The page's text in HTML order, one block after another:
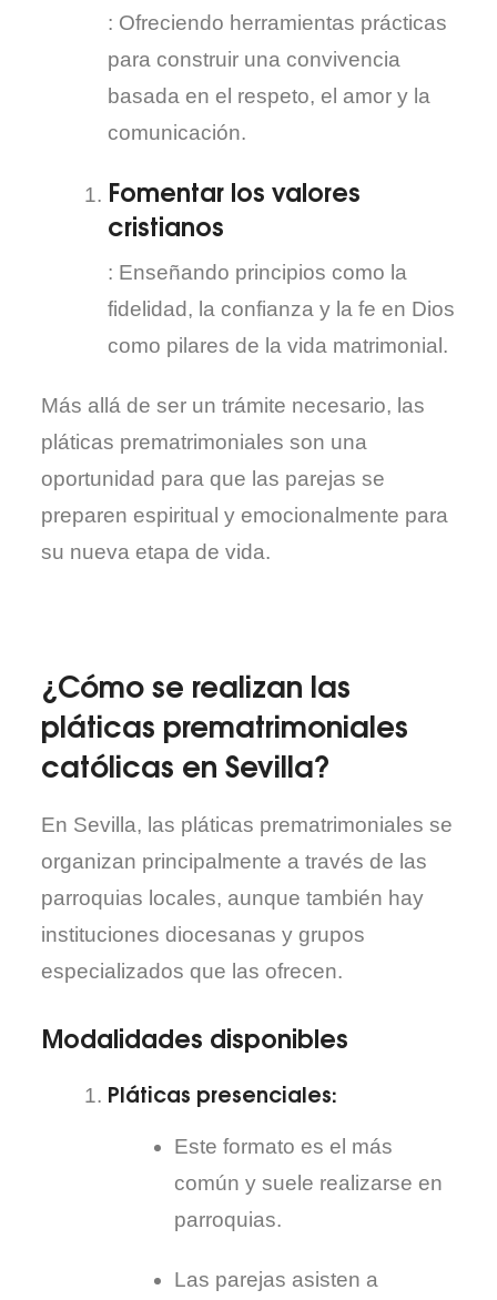
: Ofreciendo herramientas prácticas
para construir una convivencia
basada en el respeto, el amor y la
comunicación.
Fomentar los valores
cristianos
: Enseñando principios como la
fidelidad, la confianza y la fe en Dios
como pilares de la vida matrimonial.
Más allá de ser un trámite necesario, las
pláticas prematrimoniales son una
oportunidad para que las parejas se
preparen espiritual y emocionalmente para
su nueva etapa de vida.
¿Cómo se realizan las
pláticas prematrimoniales
católicas en Sevilla?
En Sevilla, las pláticas prematrimoniales se
organizan principalmente a través de las
parroquias locales, aunque también hay
instituciones diocesanas y grupos
especializados que las ofrecen.
Modalidades disponibles
Pláticas presenciales:
Este formato es el más
común y suele realizarse en
parroquias.
Las parejas asisten a